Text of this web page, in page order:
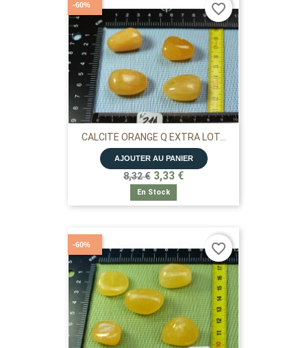
CALCITE ORANGE Q EXTRA LOT...
AJOUTER AU PANIER
8,32 € 3,33 €
En Stock
-60% favorite_border
-60% favorite_border